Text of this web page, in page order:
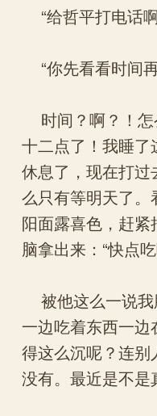
“给哲平打电话
“你先看看时间
时间？啊？！怎
十二点了！我睡
休息了，现在打
么只有等明天了
阳面露喜色，赶
脑拿出来：“快点
被他这么一说我
一边吃着东西一
得这么沉呢？连
没有。最近是不是